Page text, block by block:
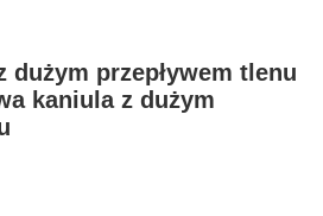
dużym przepływem tlenu
kaniula z dużym